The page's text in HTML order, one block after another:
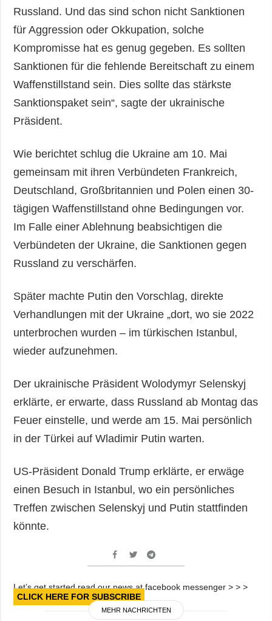
Russland. Und das sind schon nicht Sanktionen
für Aggression oder Okkupation, solche
Kompromisse hat es genug gegeben. Es sollten
Sanktionen für die fehlende Bereitschaft zu einem
Waffenstillstand sein. Dies sollte das stärkste
Sanktionspaket sein“, sagte der ukrainische
Präsident.
Wie berichtet schlug die Ukraine am 10. Mai
gemeinsam mit ihren Verbündeten Frankreich,
Deutschland, Großbritannien und Polen einen 30-
tägigen Waffenstillstand ohne Bedingungen vor.
Im Falle einer Ablehnung beabsichtigen die
Verbündeten der Ukraine, die Sanktionen gegen
Russland zu verschärfen.
Später machte Putin den Vorschlag, direkte
Verhandlungen mit der Ukraine „dort, wo sie 2022
unterbrochen wurden – im türkischen Istanbul,
wieder aufzunehmen.
Der ukrainische Präsident Wolodymyr Selenskyj
erklärte, er erwarte, dass Russland ab Montag das
Feuer einstelle, und werde am 15. Mai persönlich
in der Türkei auf Wladimir Putin warten.
US-Präsident Donald Trump erklärte, er erwäge
einen Besuch in Istanbul, wo ein persönliches
Treffen zwischen Selenskyj und Putin stattfinden
könnte.
Let’s get started read our news at facebook messenger > > >
CLICK HERE FOR SUBSCRIBE
MEHR NACHRICHTEN